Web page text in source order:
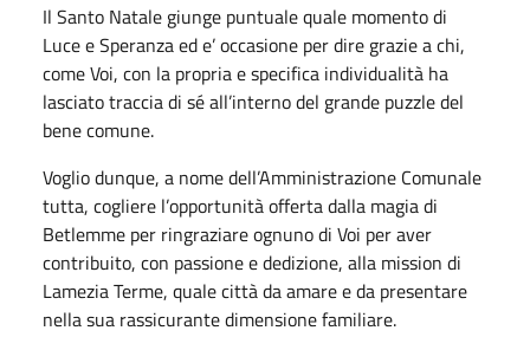
Il Santo Natale giunge puntuale quale momento di
Luce e Speranza ed e’ occasione per dire grazie a chi,
come Voi, con la propria e specifica individualità ha
lasciato traccia di sé all’interno del grande puzzle del
bene comune.
Voglio dunque, a nome dell’Amministrazione Comunale
tutta, cogliere l’opportunità offerta dalla magia di
Betlemme per ringraziare ognuno di Voi per aver
contribuito, con passione e dedizione, alla mission di
Lamezia Terme, quale città da amare e da presentare
nella sua rassicurante dimensione familiare.